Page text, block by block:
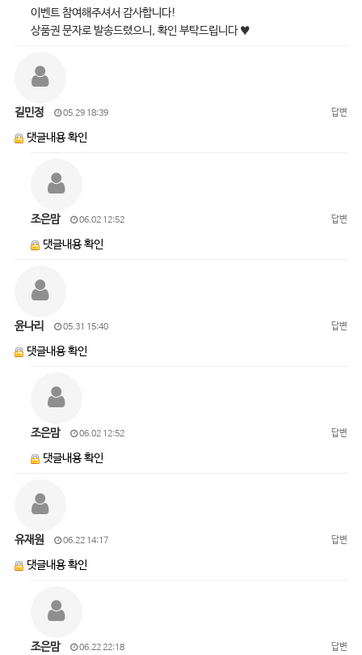
이벤트 참여해주셔서 감사합니다!
상품권 문자로 발송드렸으니, 확인 부탁드립니다 ♥
길민정 05.29 18:39 답변
댓글내용 확인
조은맘 06.02 12:52 답변
댓글내용 확인
윤나리 05.31 15:40 답변
댓글내용 확인
조은맘 06.02 12:52 답변
댓글내용 확인
유재원 06.22 14:17 답변
댓글내용 확인
조은맘 06.22 22:18 답변